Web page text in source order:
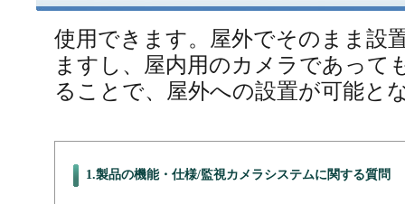
使用できます。屋外でそのまま設
ますし、屋内用のカメラであって
ることで、屋外への設置が可能と
1.製品の機能・仕様/監視カメラシステムに関する質問